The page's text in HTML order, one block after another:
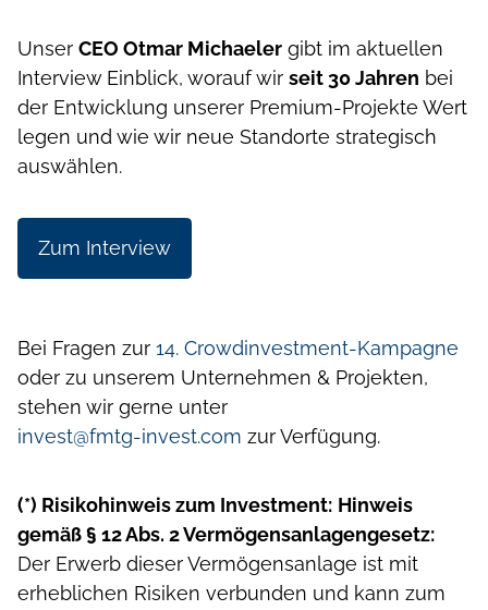
Unser CEO Otmar Michaeler gibt im aktuellen
Interview Einblick, worauf wir seit 30 Jahren bei
der Entwicklung unserer Premium-Projekte Wert
legen und wie wir neue Standorte strategisch
auswählen.
Zum Interview
Bei Fragen zur 14. Crowdinvestment-Kampagne
oder zu unserem Unternehmen & Projekten,
stehen wir gerne unter
invest@fmtg-invest.com zur Verfügung.
(*) Risikohinweis zum Investment: Hinweis
gemäß § 12 Abs. 2 Vermögensanlagengesetz:
Der Erwerb dieser Vermögensanlage ist mit
erheblichen Risiken verbunden und kann zum